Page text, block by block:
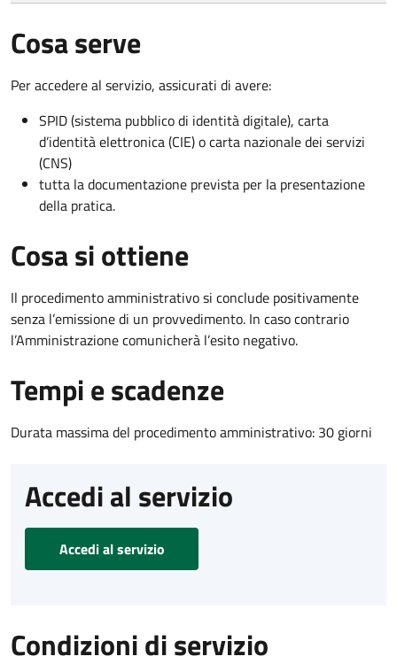
Cosa serve
Per accedere al servizio, assicurati di avere:
SPID (sistema pubblico di identità digitale), carta
d’identità elettronica (CIE) o carta nazionale dei servizi
(CNS)
tutta la documentazione prevista per la presentazione
della pratica.
Cosa si ottiene
Il procedimento amministrativo si conclude positivamente
senza l’emissione di un provvedimento. In caso contrario
l’Amministrazione comunicherà l’esito negativo.
Tempi e scadenze
Durata massima del procedimento amministrativo: 30 giorni
Accedi al servizio
Accedi al servizio
Condizioni di servizio